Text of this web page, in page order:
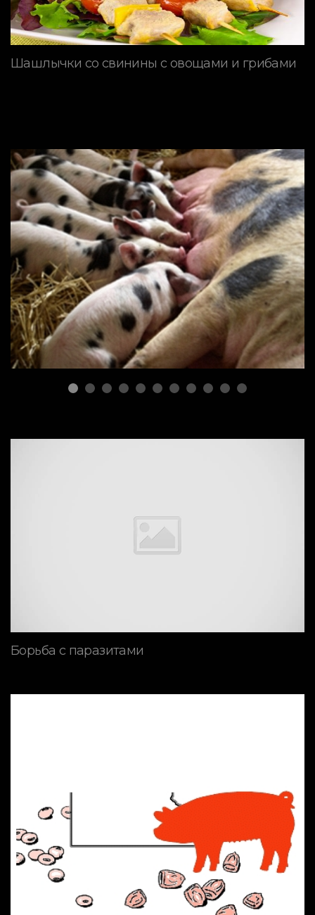
Шашлычки со свинины с овощами и грибами
ПОРОДЫ СВИНЕЙ
Гибридизация при
скрещивании двух пород
Борьба с паразитами